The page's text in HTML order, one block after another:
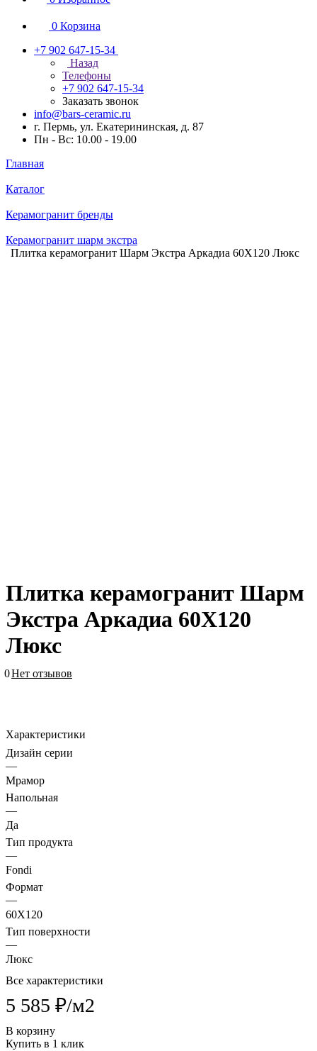
0 Корзина
+7 902 647-15-34
Назад
Телефоны
+7 902 647-15-34
Заказать звонок
info@bars-ceramic.ru
г. Пермь, ул. Екатерининская, д. 87
Пн - Вс: 10.00 - 19.00
Главная
Каталог
Керамогранит бренды
Керамогранит шарм экстра
Плитка керамогранит Шарм Экстра Аркадиа 60X120 Люкс
Плитка керамогранит Шарм
Экстра Аркадиа 60X120
Люкс
0Нет отзывов
Характеристики
Дизайн серии
—
Мрамор
Напольная
—
Да
Тип продукта
—
Fondi
Формат
—
60X120
Тип поверхности
—
Люкс
Все характеристики
5 585 ₽/м2
В корзину
Купить в 1 клик